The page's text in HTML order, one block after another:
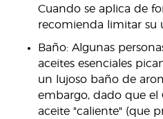
Cuando se aplica de
recomienda limitar su
Baño: Algunas
aceites esenciales
un lujoso baño de
embargo, dado que el
aceite "caliente" (que